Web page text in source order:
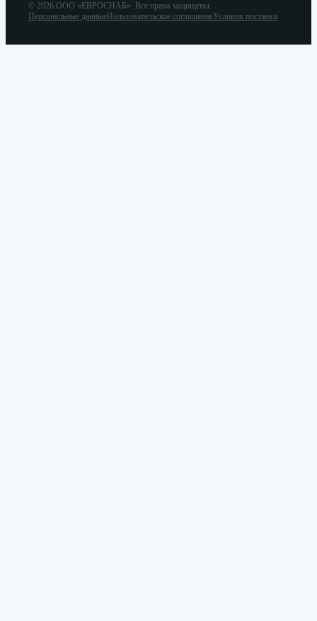
© 2026 ООО «ЕВРОСНАБ». Все права защищены.
Персональные данные Пользовательское соглашениеУсловия поставки